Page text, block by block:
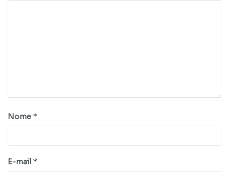
Nome *
E-mail *